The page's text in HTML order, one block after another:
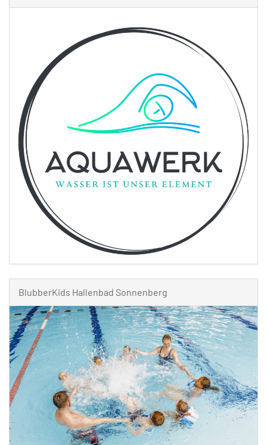
BlubberKids Hallenbad Sonnenberg